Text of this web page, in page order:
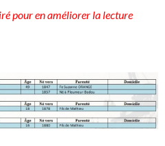
pour en améliorer la lecture